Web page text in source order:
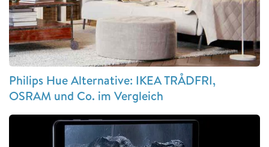
Philips Hue Alternative: IKEA TRÅDFRI,
OSRAM und Co. im Vergleich